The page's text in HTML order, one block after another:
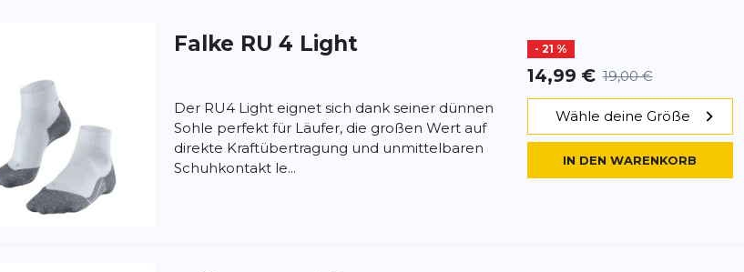
Falke RU 4 Light - 21 %
14,99 € 19,00 €
Der RU4 Light eignet sich dank seiner dünnen
Sohle perfekt für Läufer, die großen Wert auf
direkte Kraftübertragung und unmittelbaren
Schuhkontakt le...
Wähle deine Größe
IN DEN WARENKORB